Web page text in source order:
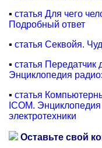
▪ статья Для чего
Подробный ответ
▪ статья Секвойя.
▪ статья Передатчик
Энциклопедия
▪ статья
ICOM.
электротехники
Оставьте свой